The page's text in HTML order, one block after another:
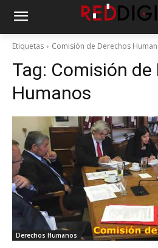
Etiquetas Comisión de Derechos
Tag: Comisión de
Humanos
Derechos Humanos